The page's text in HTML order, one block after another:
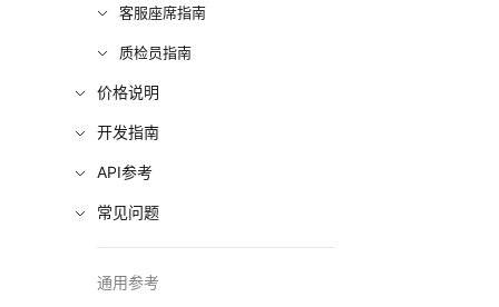
客服座席指南
质检员指南
价格说明
开发指南
API参考
常见问题
通用参考